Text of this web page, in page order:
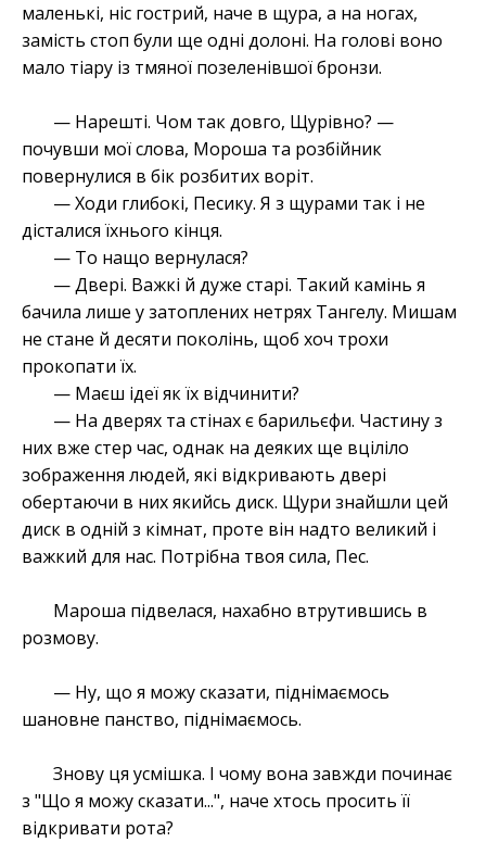
маленькі, ніс гострий, наче в щура, а на ногах,
замість стоп були ще одні долоні. На голові воно
мало тіару із тмяної позеленівшої бронзи.
— Нарешті. Чом так довго, Щурівно? —
почувши мої слова, Мороша та розбійник
повернулися в бік розбитих воріт.
— Ходи глибокі, Песику. Я з щурами так і не
дісталися їхнього кінця.
— То нащо вернулася?
— Двері. Важкі й дуже старі. Такий камінь я
бачила лише у затоплених нетрях Тангелу. Мишам
не стане й десяти поколінь, щоб хоч трохи
прокопати їх.
— Маєш ідеї як їх відчинити?
— На дверях та стінах є барильєфи. Частину з
них вже стер час, однак на деяких ще вціліло
зображення людей, які відкривають двері
обертаючи в них якийсь диск. Щури знайшли цей
диск в одній з кімнат, проте він надто великий і
важкий для нас. Потрібна твоя сила, Пес.
Мароша підвелася, нахабно втрутившись в
розмову.
— Ну, що я можу сказати, піднімаємось
шановне панство, піднімаємось.
Знову ця усмішка. І чому вона завжди починає
з "Що я можу сказати...", наче хтось просить її
відкривати рота?